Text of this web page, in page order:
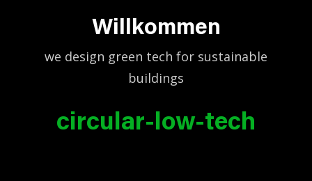
Willkommen
we design green tech for sustainable
buildings
circular-low-tech